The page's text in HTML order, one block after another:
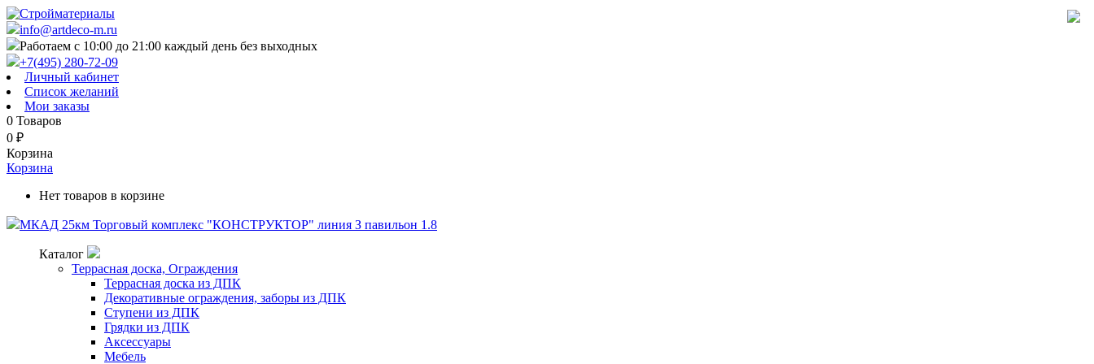
info@artdeco-m.ru
Работаем с 10:00 до 21:00 каждый день без выходных
+7(495) 280-72-09
Личный кабинет
Список желаний
Мои заказы
0 Товаров
0 ₽
Корзина
Корзина
Нет товаров в корзине
МКАД 25км Торговый комплекс "КОНСТРУКТОР" линия З павильон 1.8
Каталог
Террасная доска, Ограждения
Террасная доска из ДПК
Декоративные ограждения, заборы из ДПК
Ступени из ДПК
Грядки из ДПК
Аксессуары
Мебель